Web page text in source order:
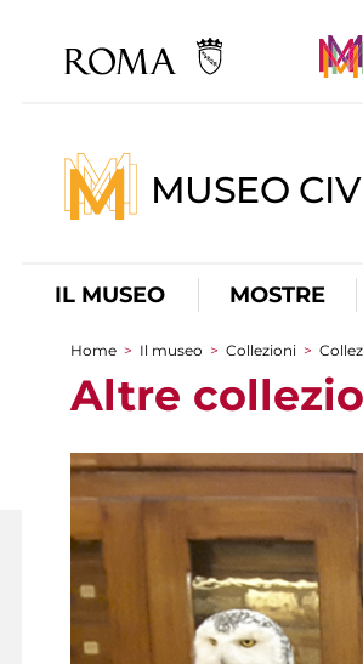
MUSEO
IL MUSEO MOSTRE
Tu sei qui
Home > Il museo > Collezioni >
Altre